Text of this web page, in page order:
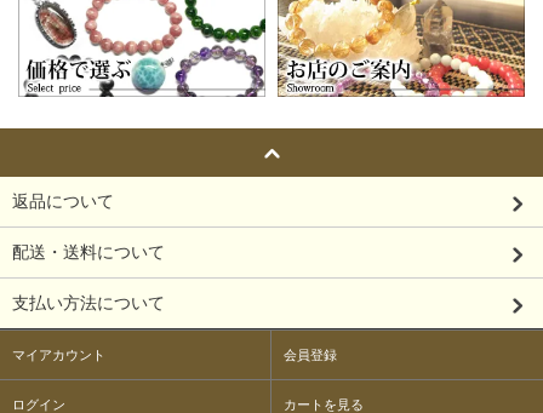
返品について
配送・送料について
支払い方法について
マイアカウント 会員登録
ログイン カートを見る